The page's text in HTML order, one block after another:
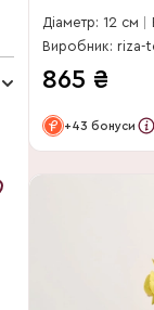
Діаметр: 12 см
865 ₴
+43 бонуси